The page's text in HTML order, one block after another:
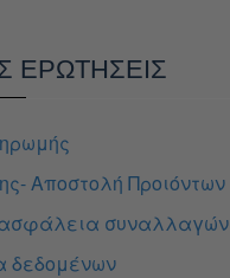
ΕΡΩΤΗΣΕΙΣ
Αποστολή Προιόντων
συναλλαγών
δεδομένων